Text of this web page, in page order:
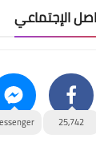
الإجتماعي
25,742